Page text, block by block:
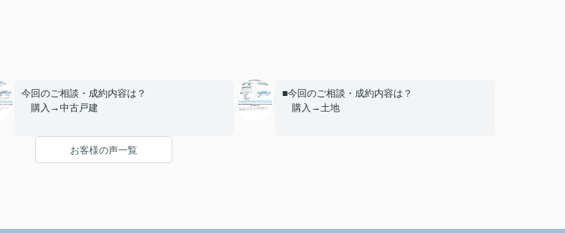
今回のご相談・成約内容は？
購入→中古戸建
■エージェントの対応について
とても満足
■今回のご相談・成約内容は？
購入→土地
お客様の声一覧